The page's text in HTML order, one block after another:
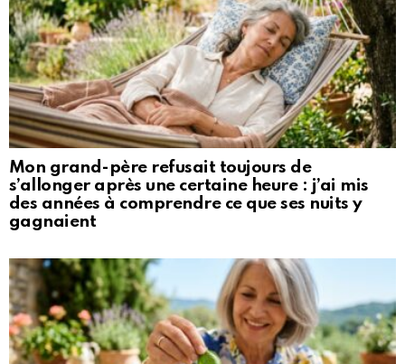
Mon grand-père refusait toujours de
s’allonger après une certaine heure : j’ai mis
des années à comprendre ce que ses nuits y
gagnaient